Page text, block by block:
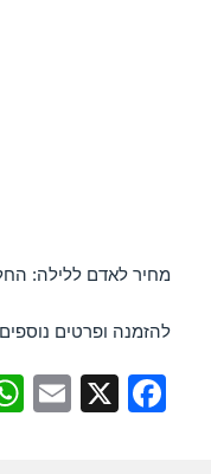
מחיר לאדם ללילה: החל מ-
להזמנה ופרטים
F
X
E